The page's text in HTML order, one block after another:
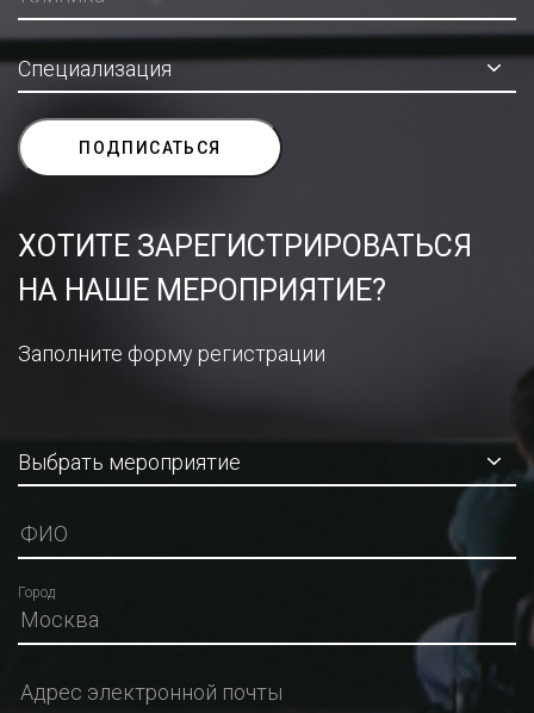
ХОТИТЕ ЗАРЕГИСТРИРОВАТЬСЯ
НА НАШЕ МЕРОПРИЯТИЕ?
Заполните форму регистрации
Город